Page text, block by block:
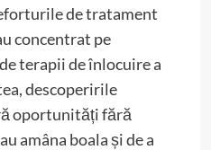
de tratament
concentrat pe
terapii de înlocuire a
descoperirile
oportunități fără
amâna boala și de a